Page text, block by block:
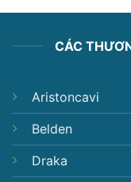
CÁC
Aristoncavi
Belden
Draka